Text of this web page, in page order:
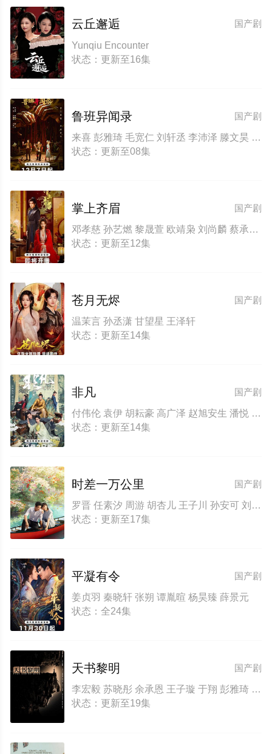
国产剧
云丘邂逅
Yunqiu Encounter
状态：更新至16集
国产剧
鲁班异闻录
来喜 彭雅琦 毛宽仁 刘轩丞 李沛泽 滕文昊 杨喜嘉 舒冬梅 齐伟
状态：更新至08集
国产剧
掌上齐眉
邓孝慈 孙艺燃 黎晟萱 欧靖枭 刘尚麟 蔡承源 蔡泽闽 李彦漫 毛敏卓 韩子萱 陈南黎 苗茂盛 郭东兴 石蕊 韩露
状态：更新至12集
国产剧
苍月无烬
温茉言 孙丞潇 甘望星 王泽轩
状态：更新至14集
国产剧
非凡
付伟伦 袁伊 胡耘豪 高广泽 赵旭安生 潘悦 王卓楠
状态：更新至14集
国产剧
时差一万公里
罗晋 任素汐 周游 胡杏儿 王子川 孙安可 刘佳 郭柯宇 黄小蕾 王佳佳 白举纲 董博 程雍 霍青 陈豪 甘昀宸 王艺哲 明道 张本煜 包贝尔 韦唯 郝平 金广发 王艺禅 李建义 陈玺旭 刘洋 刘园媛 王思懿 李剑云 郭敬恩 陈晓依 闫肃 狄志杰 王妍之 张晓谦 段晓薇 田淼 贺彬 韦奕波 钟卫华 岳昊
状态：更新至17集
国产剧
平凝有令
姜贞羽 秦晓轩 张朔 谭胤暄 杨昊臻 薛景元
状态：全24集
国产剧
天书黎明
李宏毅 苏晓彤 余承恩 王子璇 于翔 彭雅琦 宋家腾 钱波 高冬平 戴燕妮 金珈
状态：更新至19集